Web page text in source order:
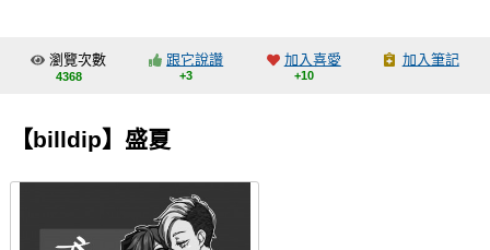
交流中心
會員功能選單
註冊會員
瀏覽次數
4368
跟它說讚
+3
加入喜愛
+10
加入筆記
【billdip】盛夏